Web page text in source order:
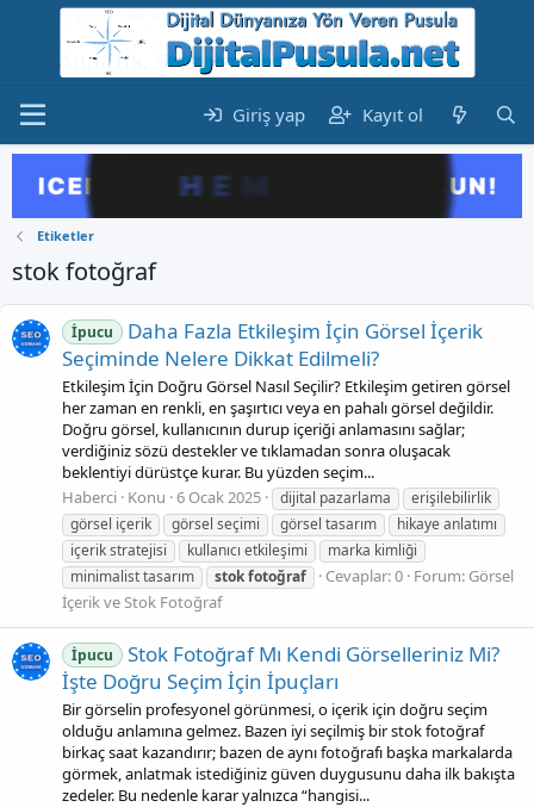
Giriş yap Kayıt ol
Etiketler
stok fotoğraf
İpucu
Daha Fazla Etkileşim İçin Görsel İçerik
Seçiminde Nelere Dikkat Edilmeli?
Etkileşim İçin Doğru Görsel Nasıl Seçilir? Etkileşim getiren görsel
her zaman en renkli, en şaşırtıcı veya en pahalı görsel değildir.
Doğru görsel, kullanıcının durup içeriği anlamasını sağlar;
verdiğiniz sözü destekler ve tıklamadan sonra oluşacak
beklentiyi dürüstçe kurar. Bu yüzden seçim...
Haberci Konu 6 Ocak 2025 dijital pazarlama
erişilebilirlik
görsel içerik
görsel seçimi görsel tasarım
hikaye anlatımı
içerik stratejisi
kullanıcı etkileşimi
marka kimliği
minimalist tasarım
stokfotoğraf Cevaplar: 0 Forum: Görsel
İçerik ve Stok Fotoğraf
İpucu
Stok Fotoğraf Mı Kendi Görselleriniz Mi?
İşte Doğru Seçim İçin İpuçları
Bir görselin profesyonel görünmesi, o içerik için doğru seçim
olduğu anlamına gelmez. Bazen iyi seçilmiş bir stok fotoğraf
birkaç saat kazandırır; bazen de aynı fotoğrafı başka markalarda
görmek, anlatmak istediğiniz güven duygusunu daha ilk bakışta
zedeler. Bu nedenle karar yalnızca “hangisi...